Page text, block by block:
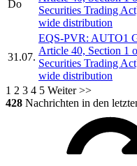
Do
Securities Trading
wide distribution
31.07.
EQS-PVR: AUTO1
Article 40, Section 1
Securities Trading
wide distribution
1 2 3 4 5 Weiter >>
428 Nachrichten in den